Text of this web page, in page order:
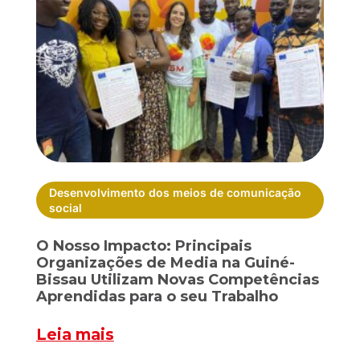
Desenvolvimento dos meios de comunicação
social
O Nosso Impacto: Principais
Organizações de Media na Guiné-
Bissau Utilizam Novas Competências
Aprendidas para o seu Trabalho
Leia mais